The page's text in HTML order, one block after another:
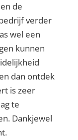
de
verder
wel een
kunnen
dan ontdek
is zeer
te
Dankjewel